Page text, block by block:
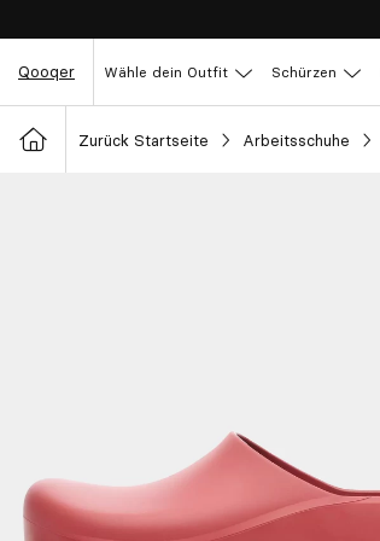
Qooqer Wähle dein Outfit Schürzen
Zurück Startseite Arbeitsschuhe